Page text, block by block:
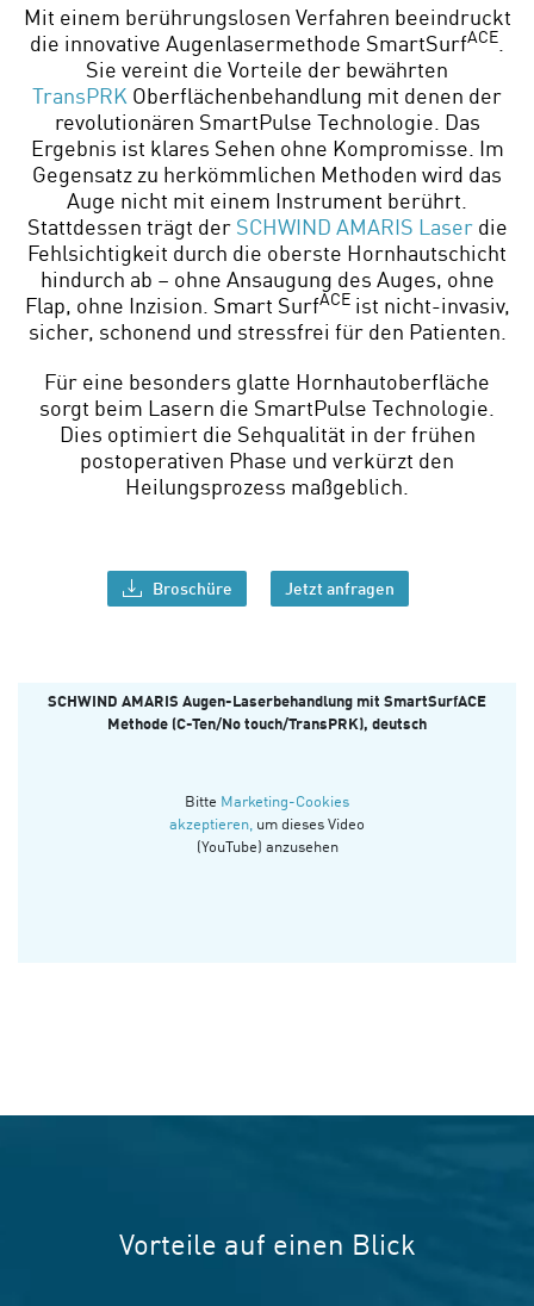
Mit einem berührungslosen Verfahren beeindruckt
die innovative Augenlasermethode SmartSurfACE
Sie vereint die Vorteile der bewährten
TransPRK Oberflächenbehandlung mit denen der
revolutionären SmartPulse Technologie. Das
Ergebnis ist klares Sehen ohne Kompromisse. Im
Gegensatz zu herkömmlichen Methoden wird das
Auge nicht mit einem Instrument berührt.
Stattdessen trägt der SCHWIND AMARIS Laserdie
Fehlsichtigkeit durch die oberste Hornhautschicht
hindurch ab – ohne Ansaugung des Auges, ohne
Flap, ohne Inzision. Smart SurfACEist nicht-invasiv,
sicher, schonend und stressfrei für den Patienten.
Für eine besonders glatte Hornhautoberfläche
sorgt beim Lasern die SmartPulse Technologie.
Dies optimiert die Sehqualität in der frühen
postoperativen Phase und verkürzt den
Heilungsprozess maßgeblich.
Broschüre Jetzt anfragen
SCHWIND AMARIS Augen-Laserbehandlung mit SmartSurfACE
Methode (C-Ten/No touch/TransPRK), deutsch
Bitte Marketing-Cookies
akzeptieren, um dieses Video
(YouTube) anzusehen
Vorteile auf einen Blick